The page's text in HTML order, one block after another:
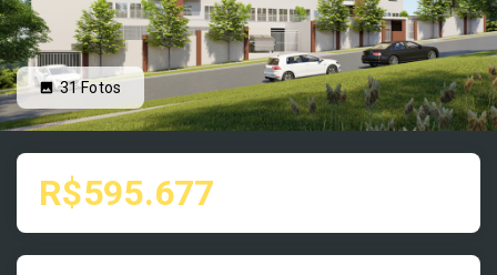
31Fotos
R$595.677